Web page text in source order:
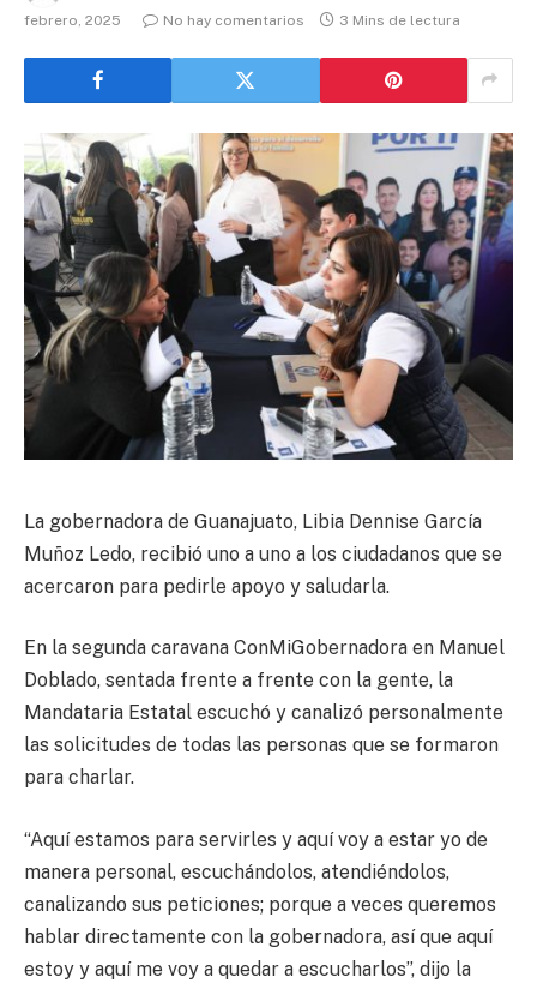
febrero, 2025
No hay comentarios 3 Mins de lectura
La gobernadora de Guanajuato, Libia Dennise García
Muñoz Ledo, recibió uno a uno a los ciudadanos que se
acercaron para pedirle apoyo y saludarla.
En la segunda caravana ConMiGobernadora en Manuel
Doblado, sentada frente a frente con la gente, la
Mandataria Estatal escuchó y canalizó personalmente
las solicitudes de todas las personas que se formaron
para charlar.
“Aquí estamos para servirles y aquí voy a estar yo de
manera personal, escuchándolos, atendiéndolos,
canalizando sus peticiones; porque a veces queremos
hablar directamente con la gobernadora, así que aquí
estoy y aquí me voy a quedar a escucharlos”, dijo la